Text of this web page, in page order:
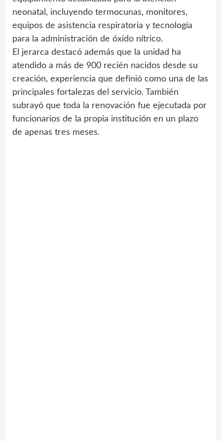
neonatal, incluyendo termocunas, monitores,
equipos de asistencia respiratoria y tecnología
para la administración de óxido nítrico.
El jerarca destacó además que la unidad ha
atendido a más de 900 recién nacidos desde su
creación, experiencia que definió como una de las
principales fortalezas del servicio. También
subrayó que toda la renovación fue ejecutada por
funcionarios de la propia institución en un plazo
de apenas tres meses.